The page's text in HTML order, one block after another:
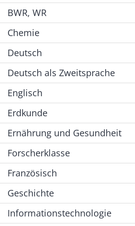
BWR, WR
Chemie
Deutsch
Deutsch als Zweitsprache
Englisch
Erdkunde
Ernährung und Gesundheit
Forscherklasse
Französisch
Geschichte
Informationstechnologie